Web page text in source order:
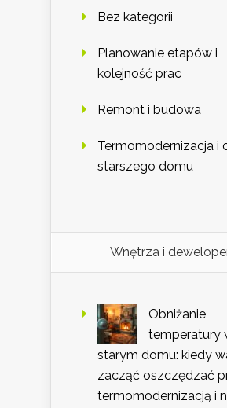
Bez kategorii
Planowanie etapów i
kolejność prac
Remont i budowa
Termomodernizacja i
starszego domu
Wnętrza i
Obniżanie
temperatury
starym domu: kiedy
zacząć oszczędzać
termomodernizacją i